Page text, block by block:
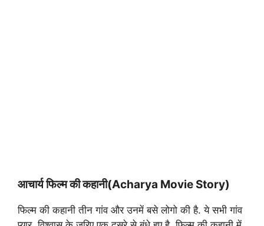
आचार्य फिल्म की कहानी(Acharya Movie Story)
फिल्म की कहानी तीन गांव और उनमें बसे लोगो की है. ये सभी गांव